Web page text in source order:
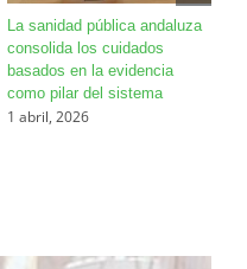
La sanidad pública andaluza
consolida los cuidados
basados en la evidencia
como pilar del sistema
1 abril, 2026